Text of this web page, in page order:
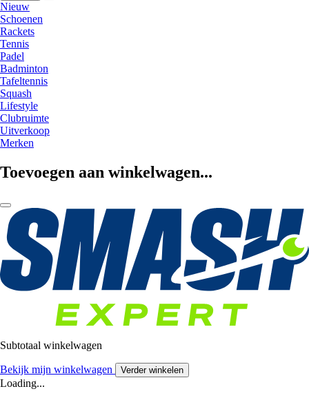
Nieuw
Schoenen
Rackets
Tennis
Padel
Badminton
Tafeltennis
Squash
Lifestyle
Clubruimte
Uitverkoop
Merken
Toevoegen aan winkelwagen...
Subtotaal winkelwagen
Bekijk mijn winkelwagen Verder winkelen
Loading...